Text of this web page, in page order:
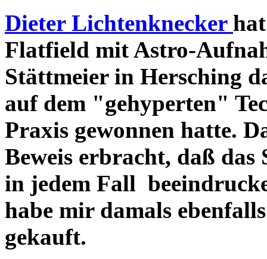
Dieter Lichtenknecker
Flatfield mit Astro-
Stättmeier in Hersching
auf dem "gehyperten"
Praxis gewonnen hatte.
Beweis erbracht, daß das
in jedem Fall
habe mir damals
gekauft.